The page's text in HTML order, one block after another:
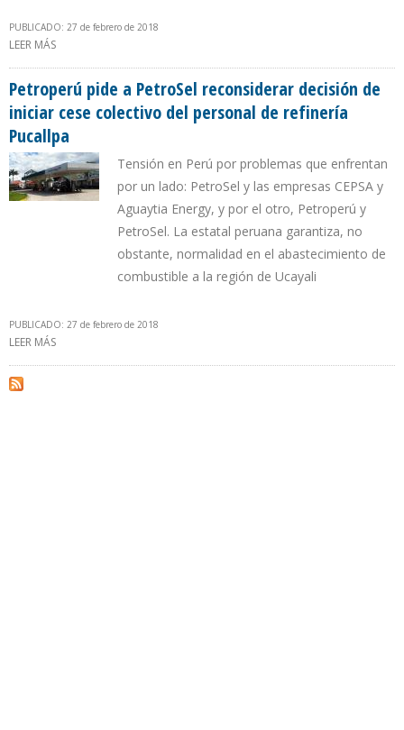
PUBLICADO: 27 de febrero de 2018
LEER MÁS
Petroperú pide a PetroSel reconsiderar decisión de
iniciar cese colectivo del personal de refinería
Pucallpa
Tensión en Perú por problemas que enfrentan
por un lado: PetroSel y las empresas CEPSA y
Aguaytia Energy, y por el otro, Petroperú y
PetroSel. La estatal peruana garantiza, no
obstante, normalidad en el abastecimiento de
combustible a la región de Ucayali
PUBLICADO: 27 de febrero de 2018
LEER MÁS